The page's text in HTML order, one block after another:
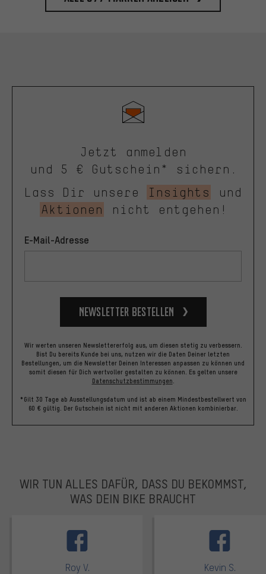
Jetzt anmelden
und 5 € Gutschein* sichern.
Lass Dir unsere
Insights
und
Aktionen
nicht entgehen!
E-Mail-Adresse
Newsletter bestellen
Wir werten unseren Newslettererfolg aus, um diesen stetig zu verbessern.
Bist Du bereits Kunde bei uns, nutzen wir die Daten Deiner letzten
Bestellungen, um die Newsletter Deinen Interessen anpassen zu können und
somit diesen für Dich wertvoller gestalten zu können. Es gelten unsere
Datenschutzbestimmungen.
*Gilt 30 Tage ab Ausstellungsdatum und ist ab einem Mindestbestellwert von
60 € gültig. Der Gutschein ist nicht mit anderen Aktionen kombinierbar.
WIR TUN ALLES DAFÜR, DASS DU BEKOMMST,
WAS DEIN BIKE BRAUCHT
Roy V. Kevin S.